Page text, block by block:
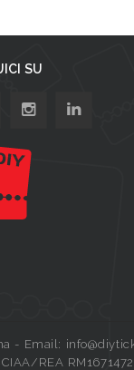
SU
- Email:
REA RM1671472